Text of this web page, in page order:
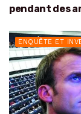
pendant des
ENQUÊTE ET